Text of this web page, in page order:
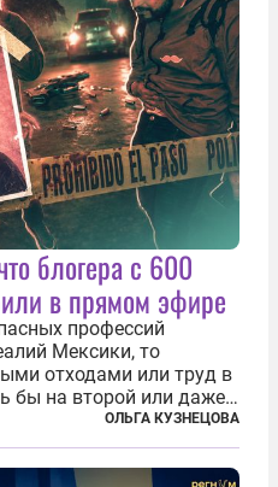
блогера с 600
в прямом эфире
профессий
Мексики, то
отходами или труд в
бы на второй или даже
журналистам и
выйти вперед. В
Синалоа, прямо во...
ОЛЬГА КУЗНЕЦОВА